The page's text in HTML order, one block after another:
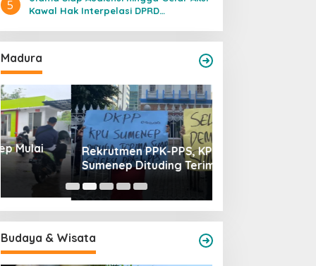
5
Kawal Hak Interpelasi DPRD
Madura
Rekrutmen PPK-PPS, KPU
Sumenep Dituding Terima Suap
Budaya & Wisata